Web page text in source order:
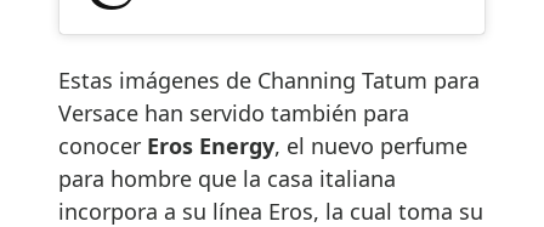
Estas imágenes de Channing Tatum para
Versace han servido también para
conocer Eros Energy, el nuevo perfume
para hombre que la casa italiana
incorpora a su línea Eros, la cual toma su